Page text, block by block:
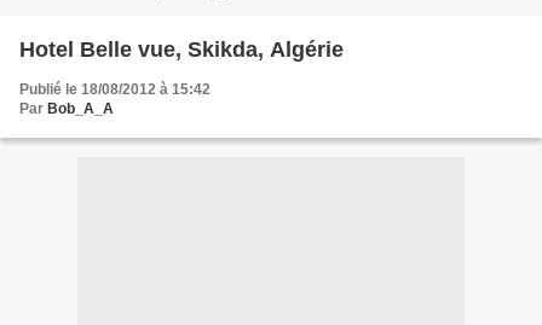
Hotel Belle vue, Skikda, Algérie
Publié le 18/08/2012 à 15:42
Par Bob_A_A